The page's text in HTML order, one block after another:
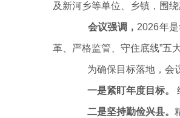
及新河乡等单位、乡镇，围
会议强调， 2026年
革、严格监管、守住底线”五
为确保目标落地，会议
一是紧盯年度目标。
二是坚持勤俭兴县。